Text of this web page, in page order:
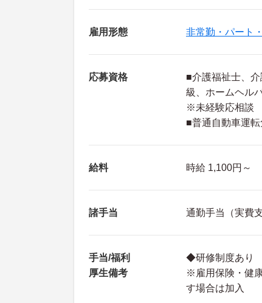
雇用形態 非常勤・パート
応募資格
■介護福祉士、
級、ホームヘル
※未経験応相談
■普通自動車運転
給料 時給 1,100円～
諸手当 通勤手当（実費
手当/福利
厚生備考
◆研修制度あり
※雇用保険・健
す場合は加入